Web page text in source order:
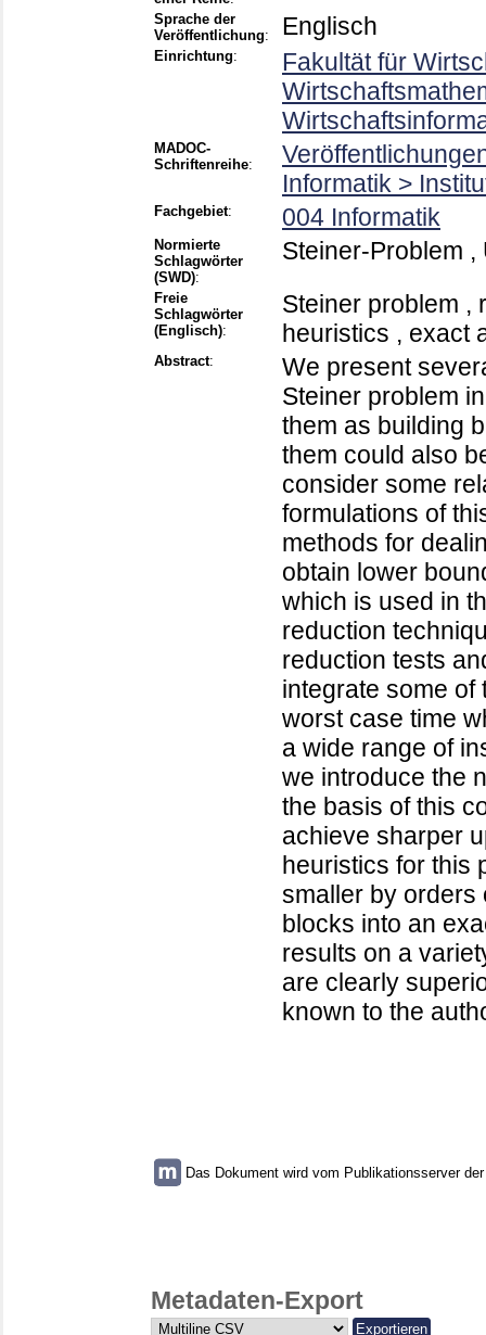
Sprache der
Veröffentlichung: Englisch
Einrichtung:
Fakultät für
MADOC-
Schriftenreihe:
Informatik >
Fachgebiet: 004 Informatik
Normierte
Schlagwörter
(SWD):
Steiner-Problem
Freie
Schlagwörter
(Englisch):
Steiner problem ,
heuristics , exact
Abstract:
We present
Steiner problem
them as building
them could also
consider some
formulations of
methods for
obtain lower
which is used in
reduction
reduction tests
integrate some of
worst case time
a wide range of
we introduce the
the basis of this
achieve sharper
heuristics for this
smaller by orders
blocks into an
results on a
are clearly
known to the
Das Dokument wird vom Publikationsserver
Metadaten-Export